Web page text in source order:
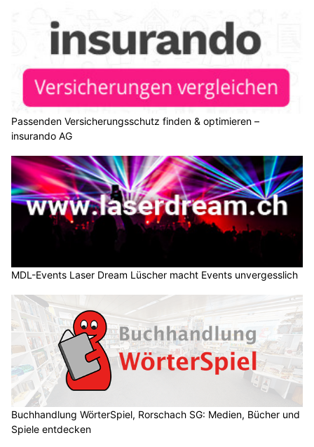
Passenden Versicherungsschutz finden & optimieren –
insurando AG
MDL-Events Laser Dream Lüscher macht Events unvergesslich
Buchhandlung WörterSpiel, Rorschach SG: Medien, Bücher und
Spiele entdecken